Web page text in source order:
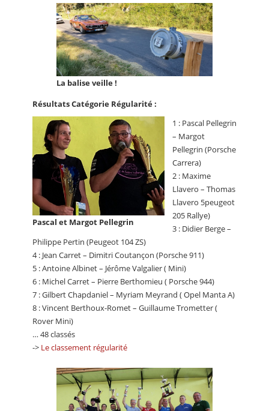
La balise veille !
Résultats Catégorie Régularité :
Pascal et Margot Pellegrin
1 : Pascal Pellegrin
– Margot
Pellegrin (Porsche
Carrera)
2 : Maxime
Llavero – Thomas
Llavero 5peugeot
205 Rallye)
3 : Didier Berge –
Philippe Pertin (Peugeot 104 ZS)
4 : Jean Carret – Dimitri Coutançon (Porsche 911)
5 : Antoine Albinet – Jérôme Valgalier ( Mini)
6 : Michel Carret – Pierre Berthomieu ( Porsche 944)
7 : Gilbert Chapdaniel – Myriam Meyrand ( Opel Manta A)
8 : Vincent Berthoux-Romet – Guillaume Trometter (
Rover Mini)
… 48 classés
-> Le classement régularité